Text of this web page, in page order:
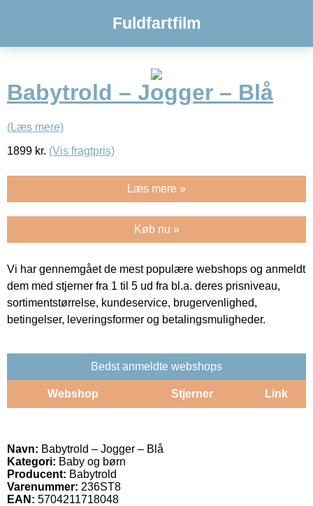
Fuldfartfilm
Babytrold – Jogger – Blå
(Læs mere)
1899 kr. (Vis fragtpris)
Læs mere »
Køb nu »
Vi har gennemgået de mest populære webshops og anmeldt
dem med stjerner fra 1 til 5 ud fra bl.a. deres prisniveau,
sortimentstørrelse, kundeservice, brugervenlighed,
betingelser, leveringsformer og betalingsmuligheder.
Bedst anmeldte webshops
Webshop Stjerner Link
Navn: Babytrold – Jogger – Blå
Kategori: Baby og børn
Producent: Babytrold
Varenummer: 236ST8
EAN: 5704211718048